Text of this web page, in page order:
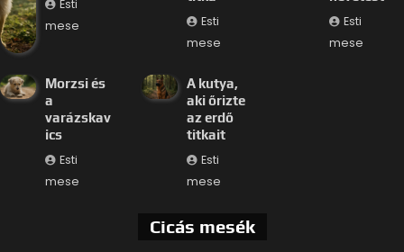
Esti
mese
Esti
mese
Esti
mese
Morzsi és
a
varázskav
ics
Esti
mese
A kutya,
aki őrizte
az erdő
titkait
Esti
mese
Cicás mesék